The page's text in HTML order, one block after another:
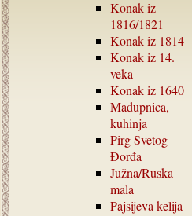
Konak iz
1816/1821
Konak iz 1814
Konak iz 14.
veka
Konak iz 1640
Mađupnica,
kuhinja
Pirg Svetog
Đorđa
Južna/Ruska
mala
Pajsijeva kelija